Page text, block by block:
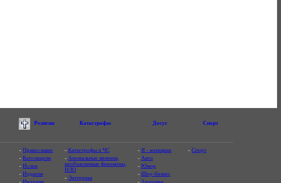
Религии Катастрофы Досуг Спорт
-Православие
-Католицизм
-Ислам
-Иудаизм
-Индуизм
- Катастрофы и ЧС
- Аномальные явления,
необъяснимые феномены,
НЛО
- Эзотерика
- Я - женщина
- Авто
- Юмор
- Шоу-бизнес
- Здоровье
-Спорт